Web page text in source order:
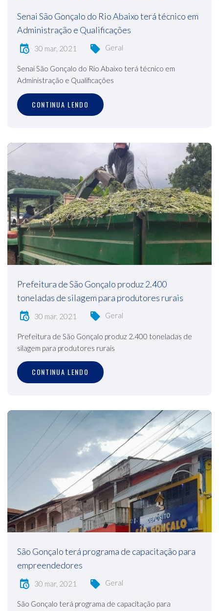
Senai São Gonçalo do Rio Abaixo terá técnico em
Administração e Qualificações
30 mar, 2021 Geral
Senai São Gonçalo do Rio Abaixo terá técnico em
Administração e Qualificações
CONTINUA LENDO
Prefeitura de São Gonçalo produz 2.400
toneladas de silagem para produtores rurais
30 mar, 2021 Geral
Prefeitura de São Gonçalo produz 2.400 toneladas de
silagem para produtores rurais
CONTINUA LENDO
São Gonçalo terá programa de capacitação para
empreendedores
30 mar, 2021 Geral
São Gonçalo terá programa de capacitação para